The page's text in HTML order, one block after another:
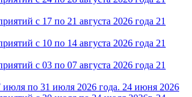
с 17 по 21 августа 2026 года 21
с 10 по 14 августа 2026 года 21
с 03 по 07 августа 2026 года 21
по 31 июля 2026 года. 24 июня 2026